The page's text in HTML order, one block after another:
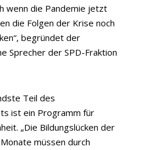
wenn die Pandemie jetzt
die Folgen der Krise noch
begründet der
Sprecher der SPD-Fraktion
Teil des
ist ein Programm für
„Die Bildungslücken der
müssen durch